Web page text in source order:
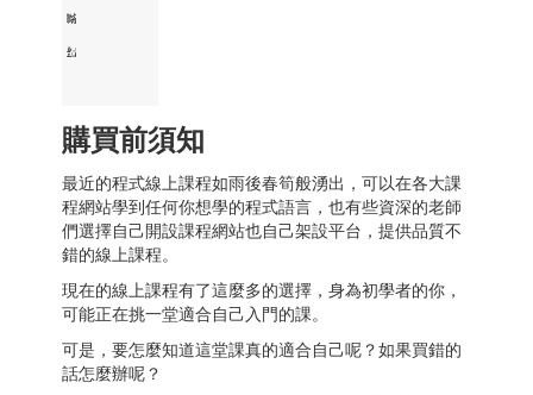
購買前須知
最近的程式線上課程如雨後春筍般湧出，可以在各大課
程網站學到任何你想學的程式語言，也有些資深的老師
們選擇自己開設課程網站也自己架設平台，提供品質不
錯的線上課程。
現在的線上課程有了這麼多的選擇，身為初學者的你，
可能正在挑一堂適合自己入門的課。
可是，要怎麼知道這堂課真的適合自己呢？如果買錯的
話怎麼辦呢？